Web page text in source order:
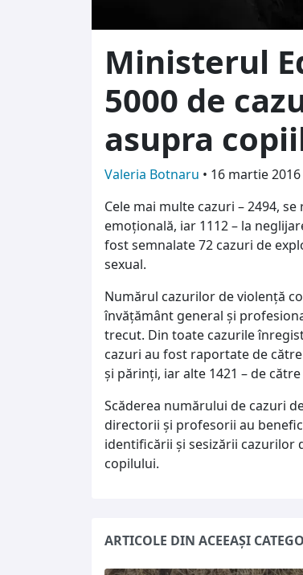
Ministerul
5000 de
asupra
Valeria Botnaru • 16 martie 2016
Cele mai multe cazuri – 2494,
emoțională, iar 1112 – la
fost semnalate 72 cazuri de
sexual.
Numărul cazurilor de violență
învățământ general și
trecut. Din toate cazurile
cazuri au fost raportate de
și părinți, iar alte 1421 – de
Scăderea numărului de cazuri
directorii și profesorii au
identificării și sesizării cazurilor
copilului.
ARTICOLE DIN ACEEAȘI